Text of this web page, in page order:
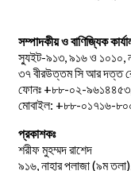
সম্পাদকীয় ও বাণিজ্যিক
স্যুইট-৯১৩, ৯১৬ ও ১০১০,
৩৭ বীরউত্তম সি আর দত্ত
ফোনঃ +৮৮-০২-
মোবাইল: +৮৮-০১৭১৬-
প্রকাশকঃ
শরীফ মুহম্মদ রাশেদ
৯১৬, নাহার প্লাজা (৯ম